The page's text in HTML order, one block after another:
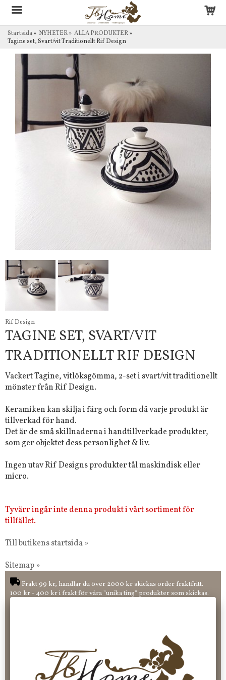
Startsida» NYHETER» ALLA PRODUKTER»
Tagine set, Svart/vit Traditionellt Rif Design
Rif Design
TAGINE SET, SVART/VIT
TRADITIONELLT RIF DESIGN
Vackert Tagine, vitlöksgömma, 2-set i svart/vit traditionellt
mönster från Rif Design.
Keramiken kan skilja i färg och form då varje produkt är
tillverkad för hand.
Det är de små skillnaderna i handtillverkade produkter,
som ger objektet dess personlighet & liv.
Ingen utav Rif Designs produkter tål maskindisk eller
micro.
Tyvärr ingår inte denna produkt i vårt sortiment för
tillfället.
Till butikens startsida »
Sitemap »
Frakt 99 kr, handlar du över 2000 kr skickas order fraktfritt.
100 kr - 400 kr i frakt för våra "unika ting" produkter som skickas.
CHECKOUT. Välj själv hur du vill betala mellan alla Klarnas
betalningstjänster. Och du kan även välja PAYSON betalningstjänst.
Nöjda kunder och strävar efter att ha snabba leveranser!
-ligt Tack för att just Du tittar in hos Jb Home!